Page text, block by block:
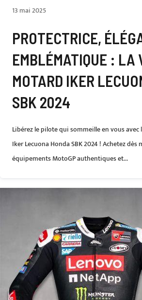
13 mai 2025
PROTECTRICE,
EMBLÉMATIQUE : LA
MOTARD IKER
SBK 2024
Libérez le pilote qui sommeille en vous
Iker Lecuona Honda SBK 2024 ! Achetez
équipements MotoGP authentiques et...